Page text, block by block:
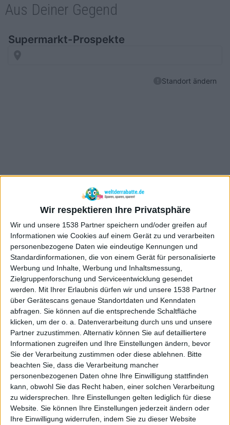
Wir respektieren Ihre Privatsphäre
Wir und unsere 1538 Partner speichern und/oder greifen auf
Informationen wie Cookies auf einem Gerät zu und verarbeiten
personenbezogene Daten wie eindeutige Kennungen und
Standardinformationen, die von einem Gerät für personalisierte
Werbung und Inhalte, Werbung und Inhaltsmessung,
Zielgruppenforschung und Serviceentwicklung gesendet
werden.
Mit Ihrer Erlaubnis dürfen wir und unsere 1538 Partner
über Gerätescans genaue Standortdaten und Kenndaten
abfragen. Sie können auf die entsprechende Schaltfläche
klicken, um der o. a. Datenverarbeitung durch uns und unsere
Partner zuzustimmen. Alternativ können Sie auf detailliertere
Informationen zugreifen und Ihre Einstellungen ändern, bevor
Sie der Verarbeitung zustimmen oder diese ablehnen.
Bitte
beachten Sie, dass die Verarbeitung mancher
personenbezogenen Daten ohne Ihre Einwilligung stattfinden
kann, obwohl Sie das Recht haben, einer solchen Verarbeitung
zu widersprechen. Ihre Einstellungen gelten lediglich für diese
Website. Sie können Ihre Einstellungen jederzeit ändern oder
Ihre Einwilligung widerrufen, indem Sie zu dieser Website
Aus Deiner Gegend